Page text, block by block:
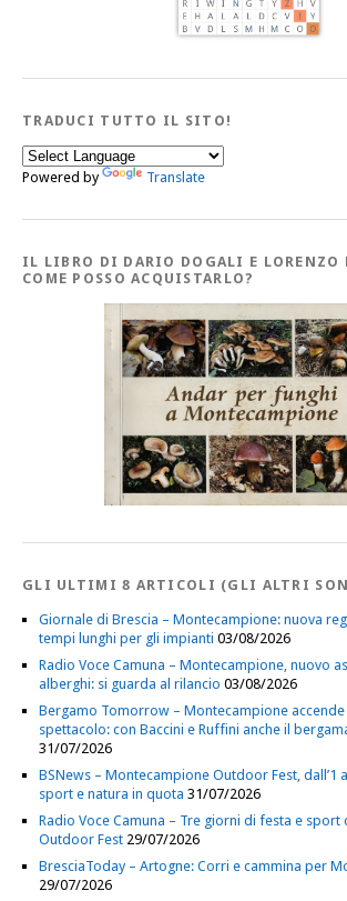
TRADUCI TUTTO IL SITO!
Powered by Translate
IL LIBRO DI DARIO DOGALI E LORENZO
COME POSSO ACQUISTARLO?
GLI ULTIMI 8 ARTICOLI (GLI ALTRI
Giornale di Brescia – Montecampione: nuova
tempi lunghi per gli impianti 03/08/2026
Radio Voce Camuna – Montecampione, nuovo
alberghi: si guarda al rilancio 03/08/2026
Bergamo Tomorrow – Montecampione accende
spettacolo: con Baccini e Ruffini anche il
31/07/2026
BSNews – Montecampione Outdoor Fest, dall’1
sport e natura in quota 31/07/2026
Radio Voce Camuna – Tre giorni di festa e
Outdoor Fest 29/07/2026
BresciaToday – Artogne: Corri e cammina per
29/07/2026